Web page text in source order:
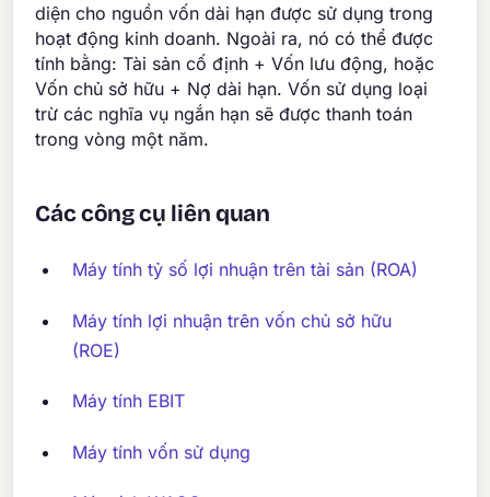
diện cho nguồn vốn dài hạn được sử dụng trong
hoạt động kinh doanh. Ngoài ra, nó có thể được
tính bằng: Tài sản cố định + Vốn lưu động, hoặc
Vốn chủ sở hữu + Nợ dài hạn. Vốn sử dụng loại
trừ các nghĩa vụ ngắn hạn sẽ được thanh toán
trong vòng một năm.
Các công cụ liên quan
Máy tính tỷ số lợi nhuận trên tài sản (ROA)
Máy tính lợi nhuận trên vốn chủ sở hữu
(ROE)
Máy tính EBIT
Máy tính vốn sử dụng